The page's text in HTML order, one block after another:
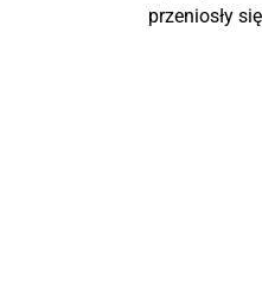
przeniosły